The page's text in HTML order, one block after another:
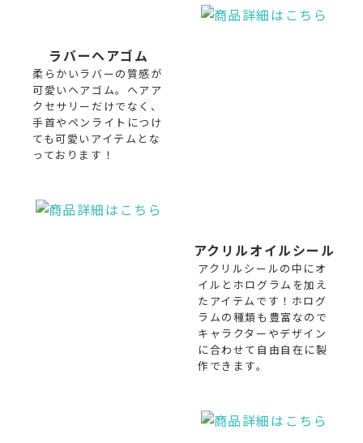
ラバーヘアゴム
柔らかいラバーの質感が
可愛いヘアゴム。ヘアア
クセサリーだけでなく、
手首やペンライトにつけ
ても可愛いアイテムとな
っております！
アクリルオイルシール
アクリルシールの中にオ
イルとホログラムを加え
たアイテムです！ホログ
ラムの種類も豊富なので
キャラクターやデザイン
に合わせて自由自在に製
作できます。